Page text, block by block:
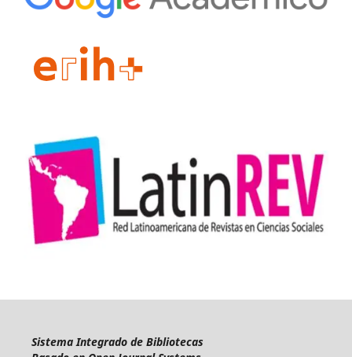
Sistema Integrado de Bibliotecas